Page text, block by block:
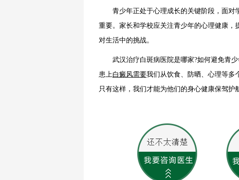
青少年正处于心理成长的关键阶段，面对
重要。家长和学校应关注青少年的心理健康
对生活中的挑战。
武汉治疗白斑病医院是哪家?如何避免青少
患上白癜风需要我们从饮食、防晒、心理等多
只有这样，我们才能为他们的身心健康保驾护